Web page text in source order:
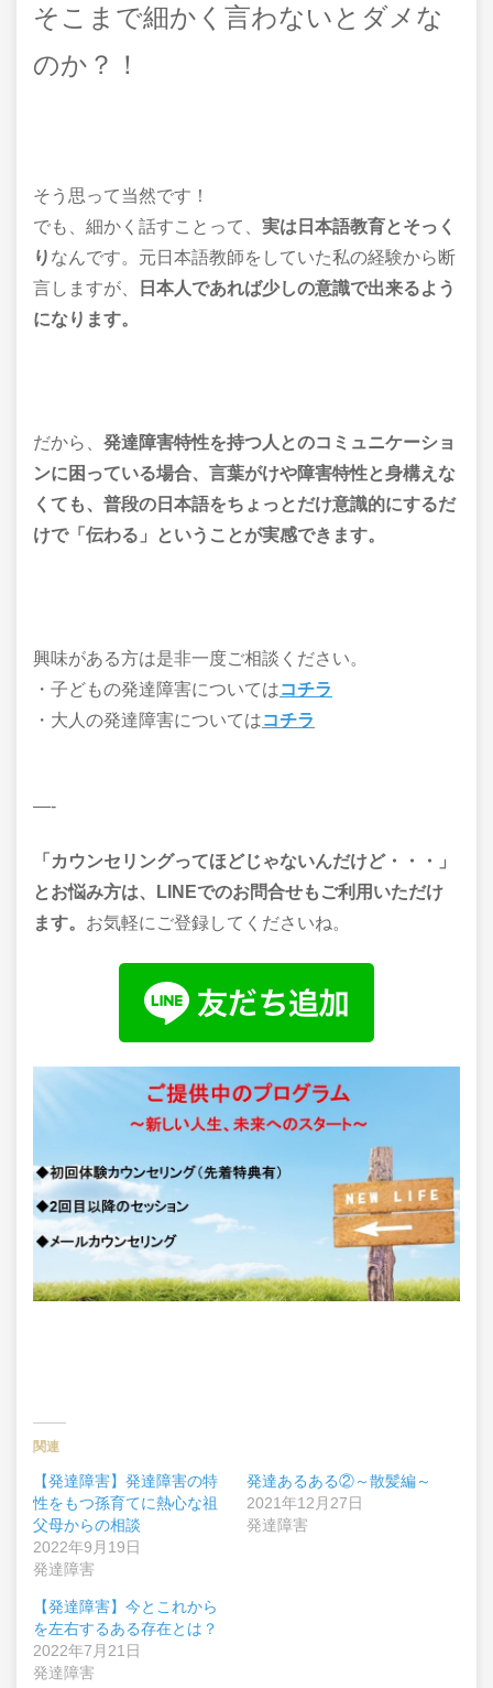
そこまで細かく言わないとダメな
のか？！
そう思って当然です！
でも、細かく話すことって、 実は日本語教育とそっく
り なんです。元日本語教師をしていた私の経験から断
言しますが、
日本人であれば少しの意識で出来るよう
になります。
だから、 発達障害特性を持つ人とのコミュニケーショ
ンに困っている場合、言葉がけや障害特性と身構えな
くても、普段の日本語をちょっとだけ意識的にするだ
けで「伝わる」ということが実感できます。
興味がある方は是非一度ご相談ください。
・子どもの発達障害についてはコチラ
・大人の発達障害についてはコチラ
—-
「カウンセリングってほどじゃないんだけど・・・」
とお悩み方は、LINEでのお問合せもご利用いただけ
ます。 お気軽にご登録してくださいね。
関連
【発達障害】発達障害の特
性をもつ孫育てに熱心な祖
父母からの相談
2022年9月19日
発達障害
発達あるある②～散髪編～
2021年12月27日
発達障害
【発達障害】今とこれから
を左右するある存在とは？
2022年7月21日
発達障害